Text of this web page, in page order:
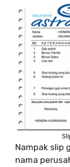
Nampak slip
nama